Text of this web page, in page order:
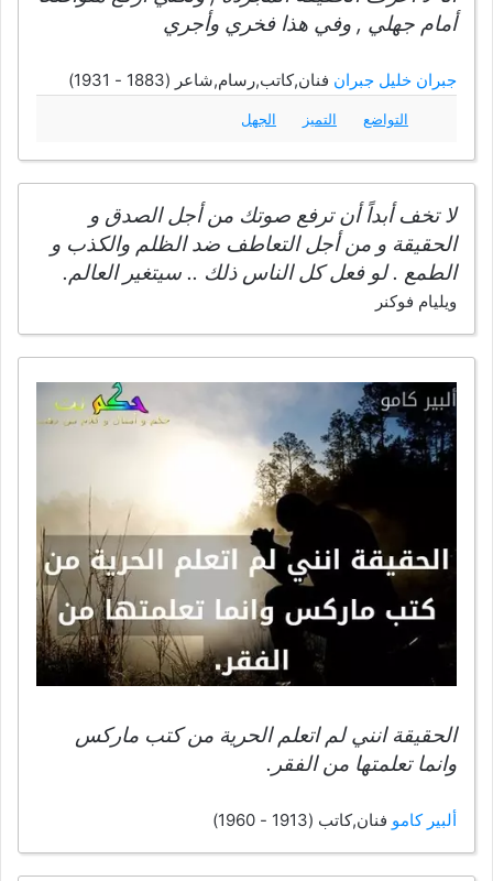
أمام جهلي , وفي هذا فخري وأجري
جبران خليل جبران فنان,كاتب,رسام,شاعر (1883 - 1931)
التواضع التميز الجهل
لا تخف أبداً أن ترفع صوتك من أجل الصدق و
الحقيقة و من أجل التعاطف ضد الظلم والكذب و
الطمع . لو فعل كل الناس ذلك .. سيتغير العالم.
ويليام فوكنر
الحقيقة انني لم اتعلم الحرية من كتب ماركس
وانما تعلمتها من الفقر.
ألبير كامو فنان,كاتب (1913 - 1960)